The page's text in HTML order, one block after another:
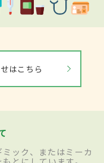
はこちら
ック、またはミーカ